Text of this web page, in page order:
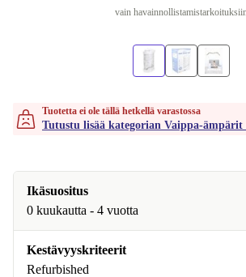
vain
Tuotetta ei ole tällä hetkellä varastossa
Tutustu lisää kategorian Vaippa-
Ikäsuositus
0 kuukautta - 4 vuotta
Kestävyyskriteerit
Refurbished